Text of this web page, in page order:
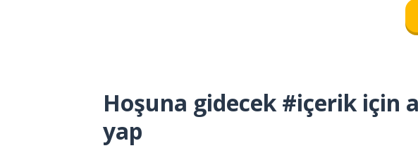
Hoşuna gidecek #içerik için
yap